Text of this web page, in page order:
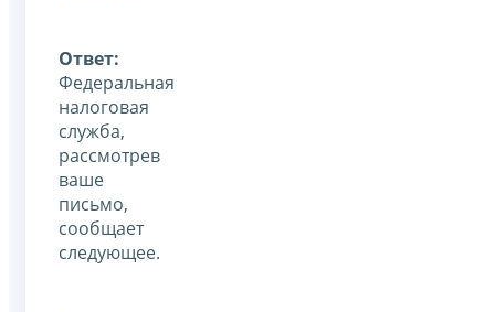
Ответ:
Федеральная
налоговая
служба,
рассмотрев
ваше
письмо,
сообщает
следующее.